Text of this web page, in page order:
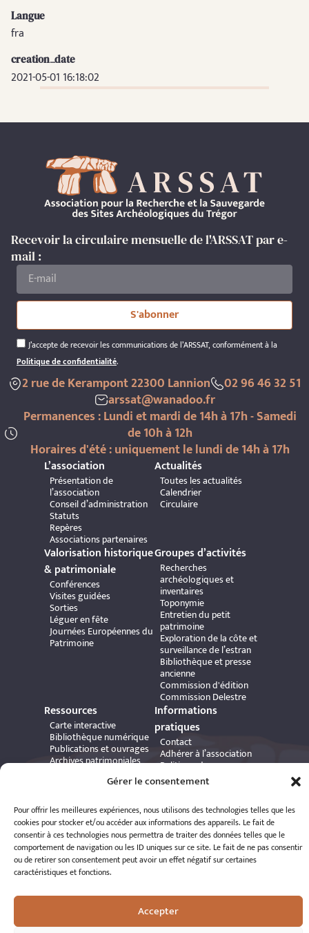
Gérer le consentement
Pour offrir les meilleures expériences, nous utilisons des technologies telles que les
cookies pour stocker et/ou accéder aux informations des appareils. Le fait de
consentir à ces technologies nous permettra de traiter des données telles que le
comportement de navigation ou les ID uniques sur ce site. Le fait de ne pas consentir
ou de retirer son consentement peut avoir un effet négatif sur certaines
caractéristiques et fonctions.
Accepter
Langue
fra
creation_date
2021-05-01 16:18:02
Recevoir la circulaire mensuelle de l'ARSSAT par e-
mail :
J’accepte de recevoir les communications de l’ARSSAT, conformément à la
Politique de confidentialité.
S'abonner
2 rue de Kerampont 22300 Lannion
02 96 46 32 51
arssat@wanadoo.fr
Permanences : Lundi et mardi de 14h à 17h - Samedi
de 10h à 12h
Horaires d'été : uniquement le lundi de 14h à 17h
L’association
Présentation de
l’association
Conseil d’administration
Statuts
Repères
Associations partenaires
Actualités
Toutes les actualités
Calendrier
Circulaire
Valorisation historique
& patrimoniale
Conférences
Visites guidées
Sorties
Léguer en fête
Journées Européennes du
Patrimoine
Groupes d’activités
Recherches
archéologiques et
inventaires
Toponymie
Entretien du petit
patrimoine
Exploration de la côte et
surveillance de l’estran
Bibliothèque et presse
ancienne
Commission d'édition
Commission Delestre
Ressources
Carte interactive
Bibliothèque numérique
Publications et ouvrages
Archives patrimoniales
Informations
pratiques
Contact
Adhérer à l’association
Politique de
confidentialité
Politique de cookies
Espace éditeur
© 2026 A.R.S.S.A.T. Tous droits réservés
Réalisation : Romain Le Corre